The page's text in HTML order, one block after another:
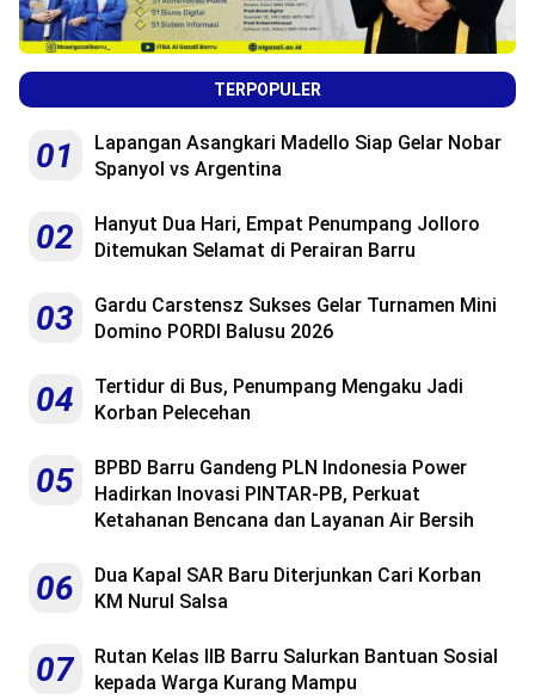
TERPOPULER
01
Lapangan Asangkari Madello Siap Gelar Nobar
Spanyol vs Argentina
02
Hanyut Dua Hari, Empat Penumpang Jolloro
Ditemukan Selamat di Perairan Barru
03
Gardu Carstensz Sukses Gelar Turnamen Mini
Domino PORDI Balusu 2026
04
Tertidur di Bus, Penumpang Mengaku Jadi
Korban Pelecehan
05
BPBD Barru Gandeng PLN Indonesia Power
Hadirkan Inovasi PINTAR-PB, Perkuat
Ketahanan Bencana dan Layanan Air Bersih
06
Dua Kapal SAR Baru Diterjunkan Cari Korban
KM Nurul Salsa
07
Rutan Kelas IIB Barru Salurkan Bantuan Sosial
kepada Warga Kurang Mampu